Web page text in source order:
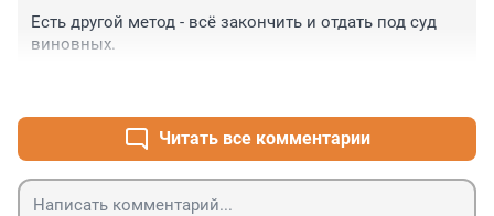
Есть другой метод - всё закончить и отдать под суд
виновных.
Читать все комментарии